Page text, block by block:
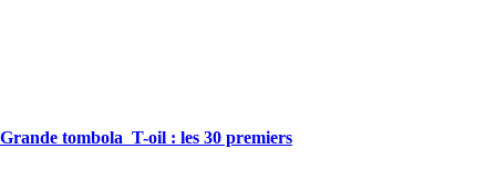
Grande tombola T-oil : les 30 premiers